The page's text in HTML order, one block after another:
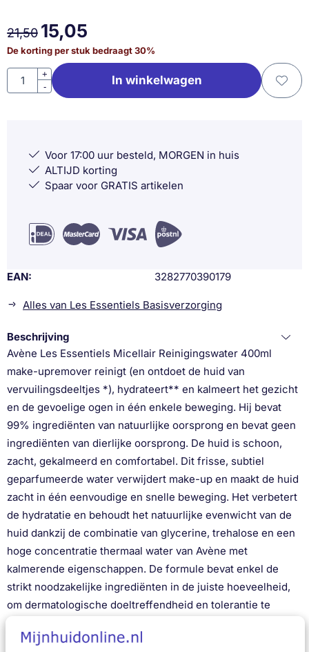
21,50 15,05
De korting per stuk bedraagt30%
Aantal
+
-
In winkelwagen
Voor 17:00 uur besteld, MORGEN in huis
ALTIJD korting
Spaar voor GRATIS artikelen
EAN 3282770390179
Alles van Les Essentiels Basisverzorging
Beschrijving
Avène Les Essentiels Micellair Reinigingswater 400ml
make-upremover reinigt (en ontdoet de huid van
vervuilingsdeeltjes *), hydrateert** en kalmeert het gezicht
en de gevoelige ogen in één enkele beweging. Hij bevat
99% ingrediënten van natuurlijke oorsprong en bevat geen
ingrediënten van dierlijke oorsprong. De huid is schoon,
zacht, gekalmeerd en comfortabel. Dit frisse, subtiel
geparfumeerde water verwijdert make-up en maakt de huid
zacht in één eenvoudige en snelle beweging. Het verbetert
de hydratatie en behoudt het natuurlijke evenwicht van de
huid dankzij de combinatie van glycerine, trehalose en een
hoge concentratie thermaal water van Avène met
kalmerende eigenschappen. De formule bevat enkel de
strikt noodzakelijke ingrediënten in de juiste hoeveelheid,
om dermatologische doeltreffendheid en tolerantie te
voor dragers van contactlenzen. De verpakking van het